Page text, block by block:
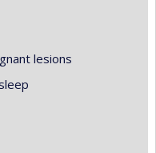
lesions